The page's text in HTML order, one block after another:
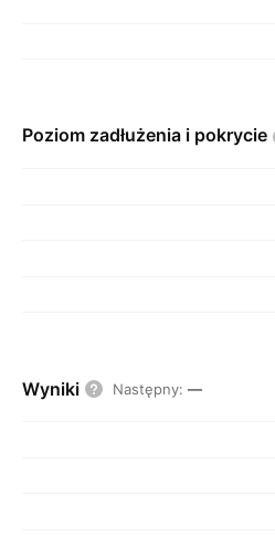
Poziom zadłużenia i pokrycie
Wyniki Następny: —